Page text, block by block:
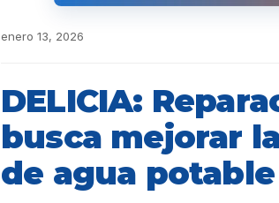
enero 13, 2026
DELICIA:
busca mejorar
de agua